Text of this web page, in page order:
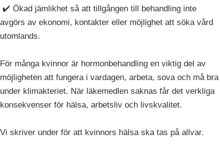
✔️ Ökad jämlikhet så att tillgången till behandling inte
avgörs av ekonomi, kontakter eller möjlighet att söka vård
utomlands.
För många kvinnor är hormonbehandling en viktig del av
möjligheten att fungera i vardagen, arbeta, sova och må bra
under klimakteriet. När läkemedlen saknas får det verkliga
konsekvenser för hälsa, arbetsliv och livskvalitet.
Vi skriver under för att kvinnors hälsa ska tas på allvar.